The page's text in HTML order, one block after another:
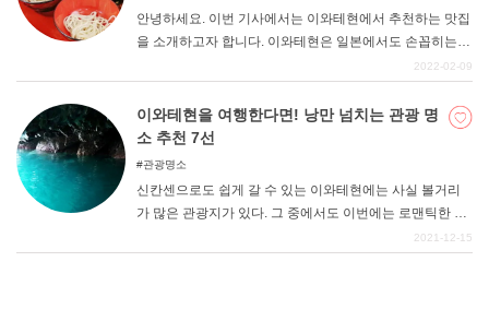
안녕하세요. 이번 기사에서는 이와테현에서 추천하는 맛집
을 소개하고자 합니다. 이와테현은 일본에서도 손꼽히는
원풍경이 남아있는 지역입니다. 풍요로운 자연과 전통적인
이와테현에 뿌리를 두고 있지 않은 분들에게도 매우 친근
하게 다가갈 수 있는 곳이라고 할 수 있다. 이번 기사에서는
그런 이와테현 내의 추천 맛집을 소개합니다. 맥을 이어온
2022-02-09
이와테현을 여행한다면! 낭만 넘치는 관광 명
소 추천 7선
관광명소
신칸센으로도 쉽게 갈 수 있는 이와테현에는 사실 볼거리
가 많은 관광지가 있다. 그 중에서도 이번에는 로맨틱한 관
광명소를 모아보았다. 이와테 관광을 할 때 참고해 보자.
2021-12-15